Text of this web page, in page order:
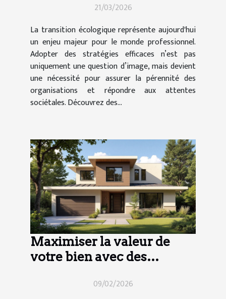
21/03/2026
La transition écologique représente aujourd'hui
un enjeu majeur pour le monde professionnel.
Adopter des stratégies efficaces n’est pas
uniquement une question d’image, mais devient
une nécessité pour assurer la pérennité des
organisations et répondre aux attentes
sociétales. Découvrez des...
Maximiser la valeur de
votre bien avec des
09/02/2026